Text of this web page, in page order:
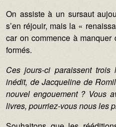
On assiste à un sursaut
s’en réjouir, mais la «
car on commence à manquer
formés.
Ces jours-ci paraissent
inédit, de Jacqueline de
nouvel engouement ? Vous
livres, pourriez-vous nous les